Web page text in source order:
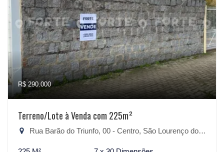
R$ 290.000
Terreno/Lote à Venda com 225m²
Rua Barão do Triunfo, 00 - Centro, São Lourenço do Sul-RS